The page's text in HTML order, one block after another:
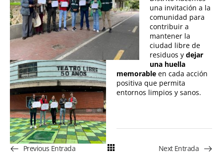
una invitación a la
comunidad para
contribuir a
mantener la
ciudad libre de
residuos y dejar
una huella
memorable en cada acción
positiva que permita
entornos limpios y sanos.
Previous Entrada Next Entrada